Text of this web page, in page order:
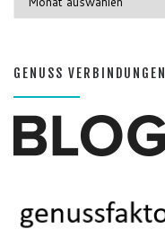
GENUSS VERBINDUNGEN